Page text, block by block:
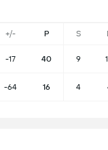
+/- P S
-17 40 9
-64 16 4